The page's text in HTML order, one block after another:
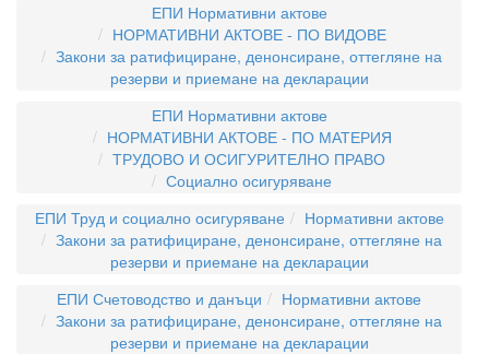
ЕПИ Нормативни актове
НОРМАТИВНИ АКТОВЕ - ПО ВИДОВЕ
Закони за ратифициране, денонсиране, оттегляне на
резерви и приемане на декларации
ЕПИ Нормативни актове
НОРМАТИВНИ АКТОВЕ - ПО МАТЕРИЯ
ТРУДОВО И ОСИГУРИТЕЛНО ПРАВО
Социално осигуряване
ЕПИ Труд и социално осигуряване
Нормативни актове
Закони за ратифициране, денонсиране, оттегляне на
резерви и приемане на декларации
ЕПИ Счетоводство и данъци
Нормативни актове
Закони за ратифициране, денонсиране, оттегляне на
резерви и приемане на декларации